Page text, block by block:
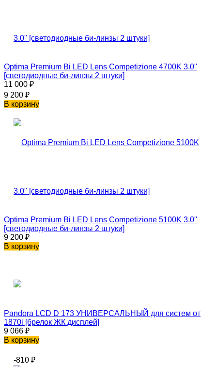
Optima Premium Bi LED Lens Competizione 4700K 3.0"
[светодиодные би-линзы 2 штуки]
11 000 ₽
9 200 ₽
В корзину
Optima Premium Bi LED Lens Competizione 5100K 3.0"
[светодиодные би-линзы 2 штуки]
9 200 ₽
В корзину
Pandora LCD D 173 УНИВЕРСАЛЬНЫЙ для систем от
1870i [брелок ЖК дисплей]
9 066 ₽
В корзину
-810 ₽